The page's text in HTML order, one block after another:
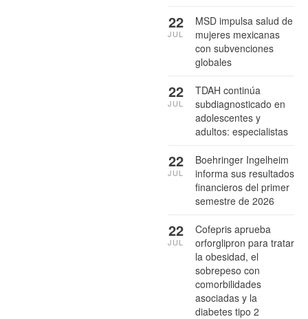
MSD impulsa salud de
mujeres mexicanas
con subvenciones
globales
22
JUL
TDAH continúa
subdiagnosticado en
adolescentes y
adultos: especialistas
22
JUL
Boehringer Ingelheim
informa sus resultados
financieros del primer
semestre de 2026
22
JUL
Cofepris aprueba
orforglipron para tratar
la obesidad, el
sobrepeso con
comorbilidades
asociadas y la
diabetes tipo 2
22
JUL